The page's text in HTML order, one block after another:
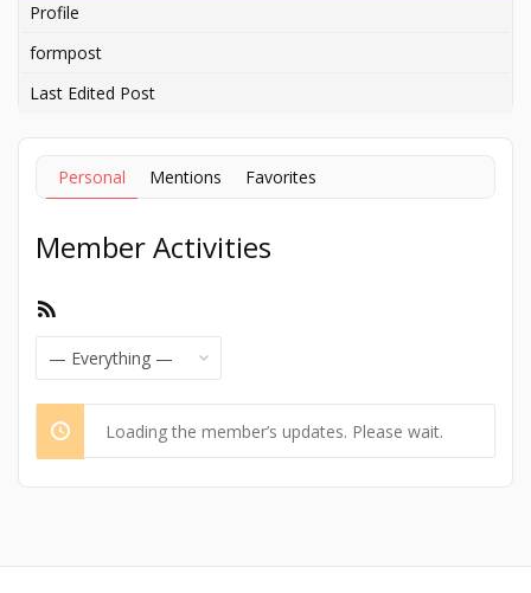
Profile
formpost
Last Edited Post
Personal Mentions Favorites
Member Activities
Loading the member’s updates. Please wait.